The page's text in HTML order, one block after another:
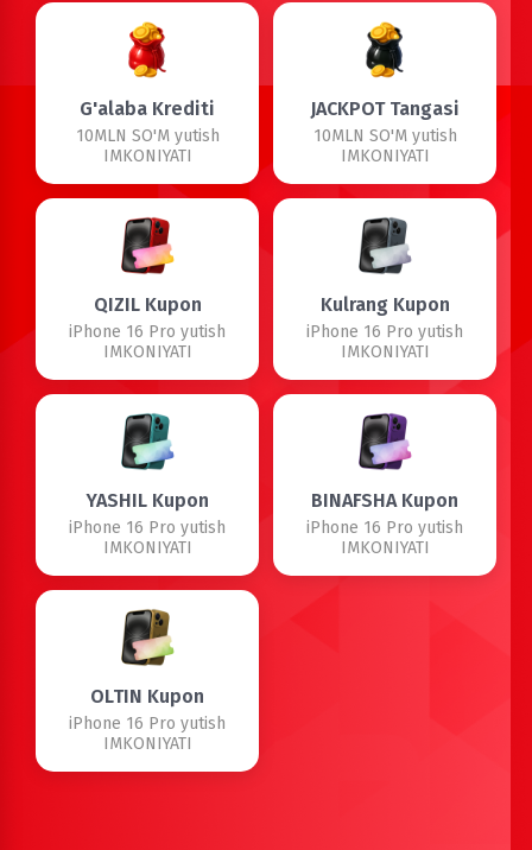
G'alaba Krediti
10MLN SO'M yutish
IMKONIYATI
JACKPOT Tangasi
10MLN SO'M yutish
IMKONIYATI
QIZIL Kupon
iPhone 16 Pro yutish
IMKONIYATI
Kulrang Kupon
iPhone 16 Pro yutish
IMKONIYATI
YASHIL Kupon
iPhone 16 Pro yutish
IMKONIYATI
BINAFSHA Kupon
iPhone 16 Pro yutish
IMKONIYATI
OLTIN Kupon
iPhone 16 Pro yutish
IMKONIYATI